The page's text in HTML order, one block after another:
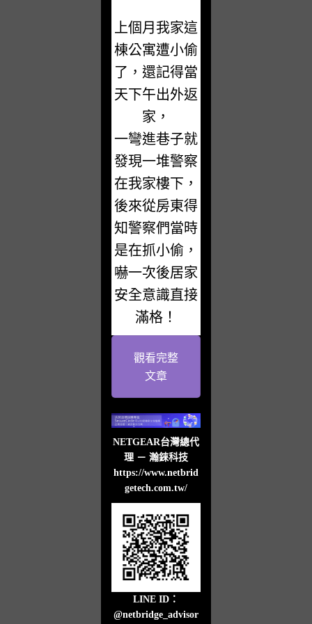
上個月我家這
棟公寓遭小偷
了，還記得當
天下午出外返
家，
一彎進巷子就
發現一堆警察
在我家樓下，
後來從房東得
知警察們當時
是在抓小偷，
嚇一次後居家
安全意識直接
滿格！
觀看完整
文章
NETGEAR台灣總代
理 － 瀚錸科技
https://www.netbrid
getech.com.tw/
LINE ID：
@netbridge_advisor